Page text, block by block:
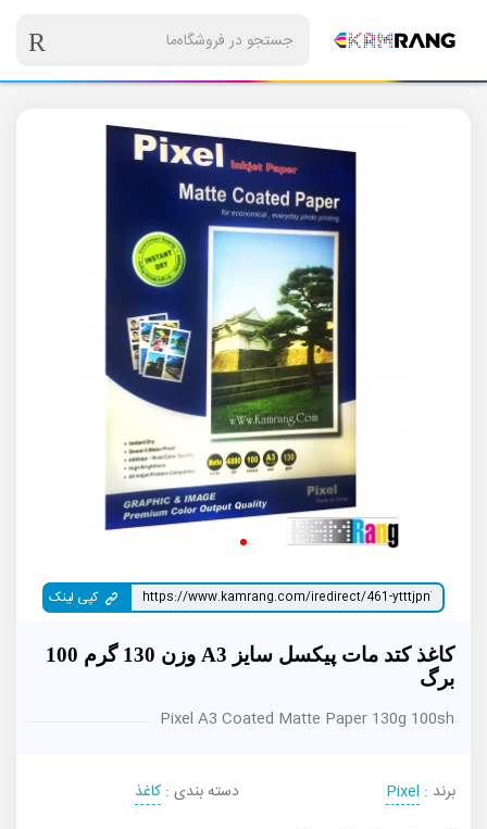
کپی لینک
کاغذ کتد مات پیکسل سایز A3 وزن 130 گرم 100
برگ
Pixel A3 Coated Matte Paper 130g 100sh
برند : Pixel دسته بندی : کاغذ